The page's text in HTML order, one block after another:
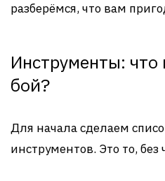
разберёмся, что вам
Инструменты: что
бой?
Для начала сделаем
инструментов. Это то, без